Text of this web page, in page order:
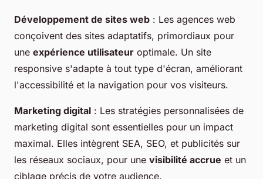
Développement de sites web : Les agences web
conçoivent des sites adaptatifs, primordiaux pour
une expérience utilisateur optimale. Un site
responsive s'adapte à tout type d'écran, améliorant
l'accessibilité et la navigation pour vos visiteurs.
Marketing digital : Les stratégies personnalisées de
marketing digital sont essentielles pour un impact
maximal. Elles intègrent SEA, SEO, et publicités sur
les réseaux sociaux, pour une visibilité accrue et un
ciblage précis de votre audience.